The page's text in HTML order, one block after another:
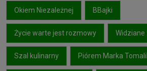
Okiem Niezależnej BBajki
Życie warte jest rozmowy Widziane
Szal kulinarny Piórem Marka